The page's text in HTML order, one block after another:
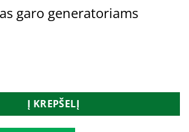
garo generatoriams
garo generatoriams
Į KREPŠELĮ